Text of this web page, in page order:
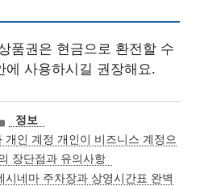
품권은 현금으로 환전할 수
에 사용하시길 권장해요.
카
테
고
리
정보
개인 계정 개인이 비즈니스 계정으
장단점과 유의사항
시네마 주차장과 상영시간표 완벽